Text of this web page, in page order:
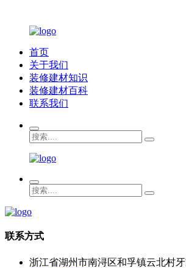
首页
关于我们
装修建材知识
装修建材百科
联系我们
联系方式
浙江省湖州市南浔区和孚镇云北村